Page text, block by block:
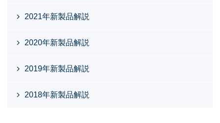
2021年新製品解説
2020年新製品解説
2019年新製品解説
2018年新製品解説